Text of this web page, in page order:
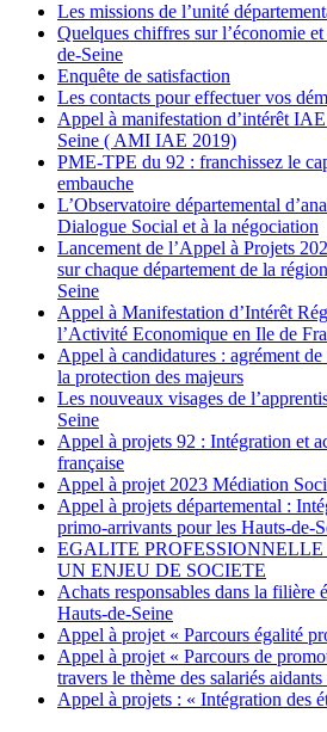
Les missions de l’unité
Quelques chiffres sur l’économie
de-Seine
Enquête de satisfaction
Les contacts pour effectuer vos
Appel à manifestation d’intérêt
Seine ( AMI IAE 2019)
PME-TPE du 92 : franchissez le
embauche
L’Observatoire départemental
Dialogue Social et à la négociation
Lancement de l’Appel à Projets
sur chaque département de la
Seine
Appel à Manifestation d’Intérêt
l’Activité Economique en Ile de
Appel à candidatures : agrément
la protection des majeurs
Les nouveaux visages de
Seine
Appel à projets 92 : Intégration et
française
Appel à projet 2023 Médiation
Appel à projets départemental :
primo-arrivants pour les Hauts-de-
EGALITE
UN ENJEU DE SOCIETE
Achats responsables dans la filière
Hauts-de-Seine
Appel à projet « Parcours égalité
Appel à projet « Parcours de
travers le thème des salariés aidants
Appel à projets : « Intégration des